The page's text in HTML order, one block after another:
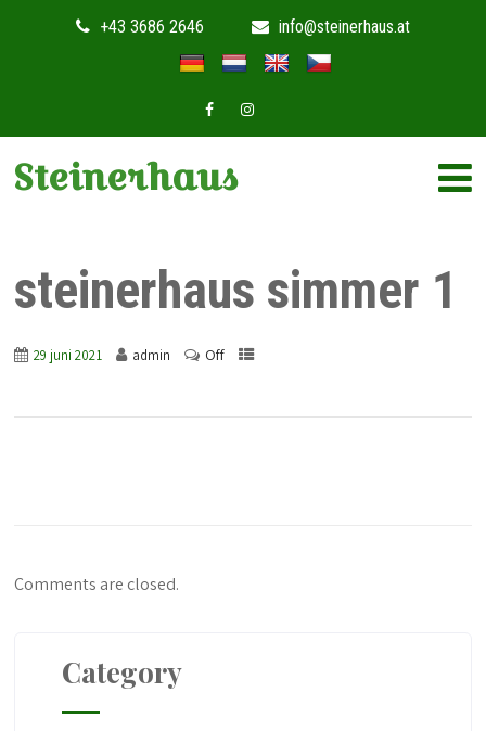
+43 3686 2646 info@steinerhaus.at
Steinerhaus
steinerhaus simmer 1
29 juni 2021 admin Off
Comments are closed.
Category